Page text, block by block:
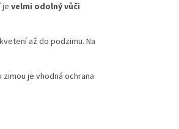
jevelmi odolný vůči
až do podzimu. Na
je vhodná ochrana